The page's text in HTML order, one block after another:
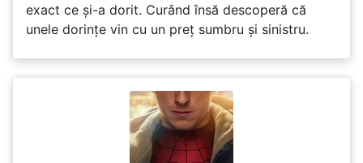
exact ce și-a dorit. Curând însă descoperă că
unele dorințe vin cu un preț sumbru și sinistru.